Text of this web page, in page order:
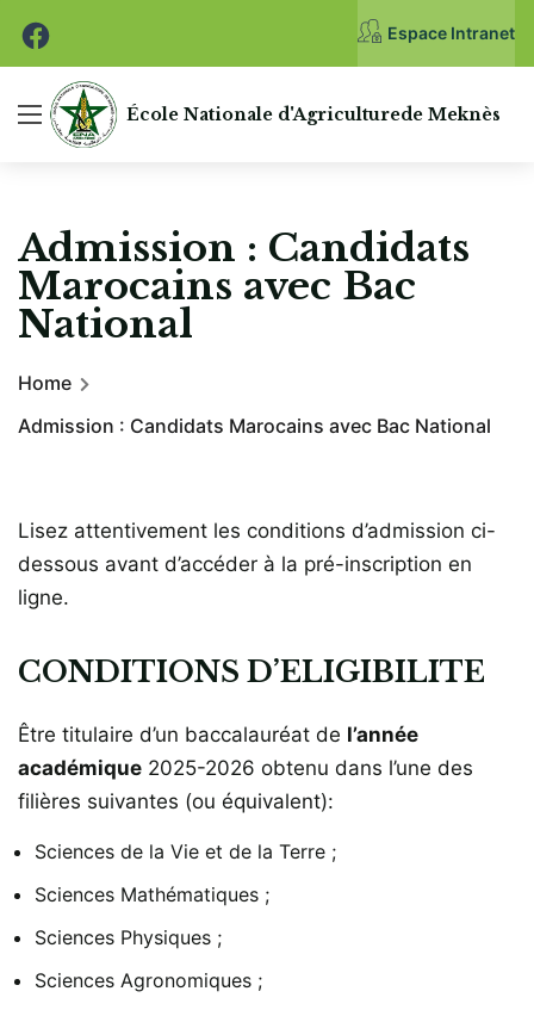
Espace Intranet
École Nationale d'Agriculturede Meknès
Admission : Candidats
Marocains avec Bac
National
Home
Admission : Candidats Marocains avec Bac National
Lisez attentivement les conditions d’admission ci-
dessous avant d’accéder à la pré-inscription en
ligne.
CONDITIONS D’ELIGIBILITE
Être titulaire d’un baccalauréat de l’année
académique 2025-2026 obtenu dans l’une des
filières suivantes (ou équivalent):
Sciences de la Vie et de la Terre ;
Sciences Mathématiques ;
Sciences Physiques ;
Sciences Agronomiques ;